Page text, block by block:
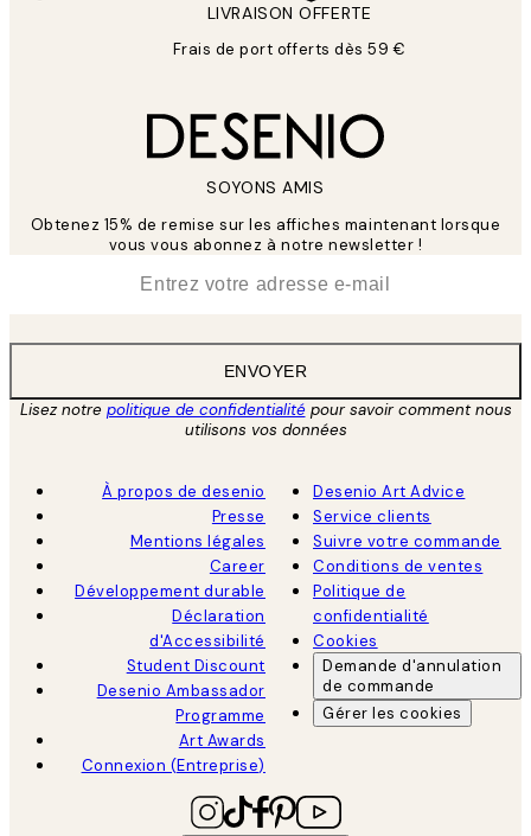
LIVRAISON OFFERTE
Frais de port offerts dès 59 €
SOYONS AMIS
Obtenez 15% de remise sur les affiches maintenant lorsque
vous vous abonnez à notre newsletter !
ENVOYER
Lisez notre politique de confidentialitépour savoir comment nous
utilisons vos données
À propos de desenio
Presse
Mentions légales
Career
Développement durable
Déclaration
d'Accessibilité
Student Discount
Desenio Ambassador
Programme
Art Awards
Connexion (Entreprise)
Desenio Art Advice
Service clients
Suivre votre commande
Conditions de ventes
Politique de
confidentialité
Cookies
Demande d'annulation
de commande
Gérer les cookies